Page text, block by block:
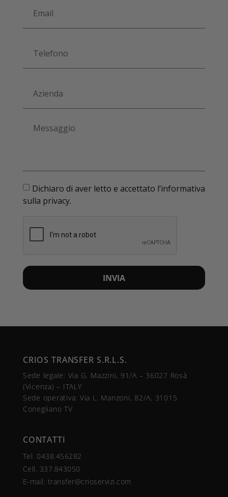
Dichiaro di aver letto e accettato l’informativa
sulla privacy.
INVIA
CRIOS TRANSFER S.R.L.S.
Sede legale: Via G. Mazzini, 91/A – 36027 Rosà
(Vicenza) – ITALY
Sede operativa: Via L. Manzoni, 82/A, 31015
Conegliano TV
CONTATTI
Tel. 0438.456282
Cell. 337.843050
E-mail: transfer@crioservizi.com